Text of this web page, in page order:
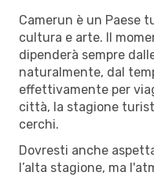
Camerun è un Paese
cultura e arte. Il
dipenderà sempre
naturalmente, dal
effettivamente per
città, la stagione
cerchi.
Dovresti anche
l’alta stagione, ma